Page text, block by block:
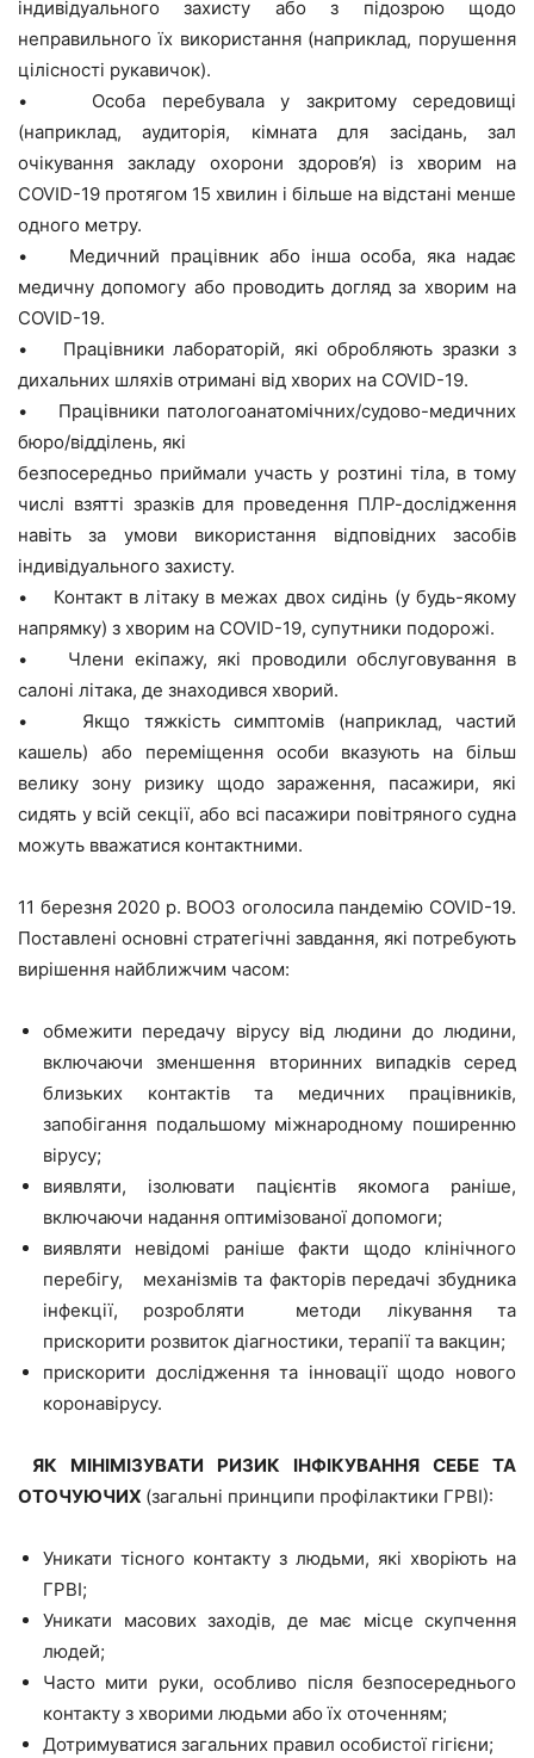
індивідуального захисту або з підозрою щодо
неправильного їх використання (наприклад, порушення
цілісності рукавичок).
• Особа перебувала у закритому середовищі
(наприклад, аудиторія, кімната для засідань, зал
очікування закладу охорони здоров’я) із хворим на
COVID-19 протягом 15 хвилин і більше на відстані менше
одного метру.
• Медичний працівник або інша особа, яка надає
медичну допомогу або проводить догляд за хворим на
COVID-19.
• Працівники лабораторій, які обробляють зразки з
дихальних шляхів отримані від хворих на COVID-19.
• Працівники патологоанатомічних/судово-медичних
бюро/відділень, які
безпосередньо приймали участь у розтині тіла, в тому
числі взятті зразків для проведення ПЛР-дослідження
навіть за умови використання відповідних засобів
індивідуального захисту.
• Контакт в літаку в межах двох сидінь (у будь-якому
напрямку) з хворим на COVID-19, супутники подорожі.
• Члени екіпажу, які проводили обслуговування в
салоні літака, де знаходився хворий.
• Якщо тяжкість симптомів (наприклад, частий
кашель) або переміщення особи вказують на більш
велику зону ризику щодо зараження, пасажири, які
сидять у всій секції, або всі пасажири повітряного судна
можуть вважатися контактними.
11 березня 2020 р. ВООЗ оголосила пандемію COVID-19.
Поставлені основні стратегічні завдання, які потребують
вирішення найближчим часом:
обмежити передачу вірусу від людини до людини,
включаючи зменшення вторинних випадків серед
близьких контактів та медичних працівників,
запобігання подальшому міжнародному поширенню
вірусу;
виявляти, ізолювати пацієнтів якомога раніше,
включаючи надання оптимізованої допомоги;
виявляти невідомі раніше факти щодо клінічного
перебігу, механізмів та факторів передачі збудника
інфекції, розробляти методи лікування та
прискорити розвиток діагностики, терапії та вакцин;
прискорити дослідження та інновації щодо нового
коронавірусу.
ЯК МІНІМІЗУВАТИ РИЗИК ІНФІКУВАННЯ СЕБЕ ТА
ОТОЧУЮЧИХ (загальні принципи профілактики ГРВІ):
Уникати тісного контакту з людьми, які хворіють на
ГРВІ;
Уникати масових заходів, де має місце скупчення
людей;
Часто мити руки, особливо після безпосереднього
контакту з хворими людьми або їх оточенням;
Дотримуватися загальних правил особистої гігієни;